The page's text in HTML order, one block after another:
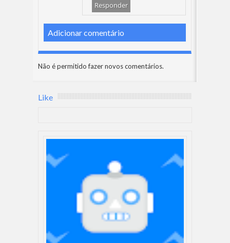
Responder
Adicionar comentário
Não é permitido fazer novos comentários.
Like